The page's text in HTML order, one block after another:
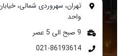
واحد
9 صبح الی 5 عصر
021-86193614